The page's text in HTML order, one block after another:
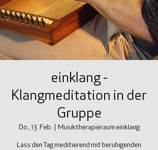
einklang -
Klangmeditation in der
Gruppe
Do., 13. Feb. Musiktherapieraum einklang
Lass den Tag meditierend mit beruhigenden